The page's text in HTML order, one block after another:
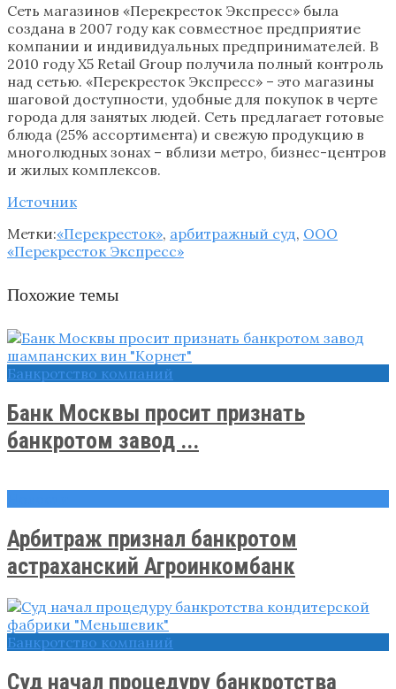
Сеть магазинов «Перекресток Экспресс» была
создана в 2007 году как совместное предприятие
компании и индивидуальных предпринимателей. В
2010 году X5 Retail Group получила полный контроль
над сетью. «Перекресток Экспресс» – это магазины
шаговой доступности, удобные для покупок в черте
города для занятых людей. Сеть предлагает готовые
блюда (25% ассортимента) и свежую продукцию в
многолюдных зонах – вблизи метро, бизнес-центров
и жилых комплексов.
Источник
Метки:«Перекресток», арбитражный суд, ООО
«Перекресток Экспресс»
Похожие темы
Банкротство компаний
Банк Москвы просит признать
банкротом завод ...
Арбитраж признал банкротом
астраханский Агроинкомбанк
Банкротство компаний
Суд начал процедуру банкротства